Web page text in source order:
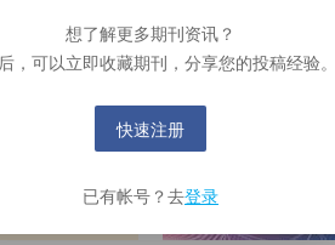
想了解更多期刊资讯？
，可以立即收藏期刊，分享您的投稿经验。
快速注册
已有帐号？去登录